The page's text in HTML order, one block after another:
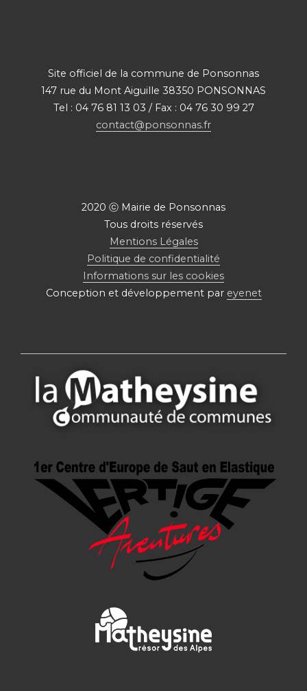
Site officiel de la commune de Ponsonnas
147 rue du Mont Aiguille 38350 PONSONNAS
Tel : 04 76 81 13 03 / Fax : 04 76 30 99 27
contact@ponsonnas.fr
2020 ⓒ Mairie de Ponsonnas
Tous droits réservés
Mentions Légales
Politique de confidentialité
Informations sur les cookies
Conception et développement par eyenet